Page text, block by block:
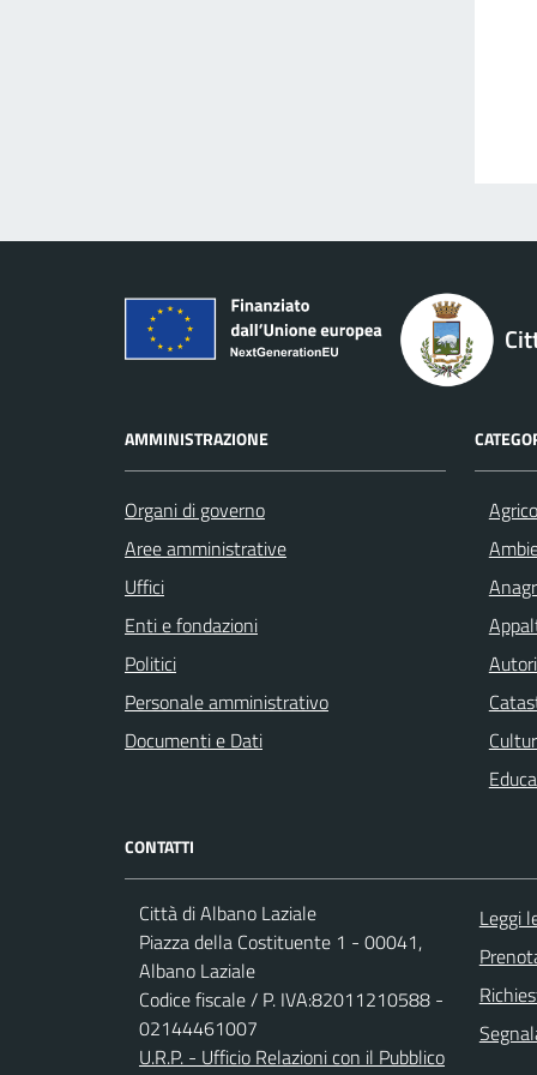
AMMINISTRAZIONE
Organi di governo
Aree amministrative
Uffici
Enti e fondazioni
Politici
Personale amministrativo
Documenti e Dati
CONTATTI
Città di Albano Laziale
Piazza della Costituente 1 - 00041,
Albano Laziale
Codice fiscale / P. IVA:82011210588 -
02144461007
U.R.P. - Ufficio Relazioni con il Pubblico
Leggi